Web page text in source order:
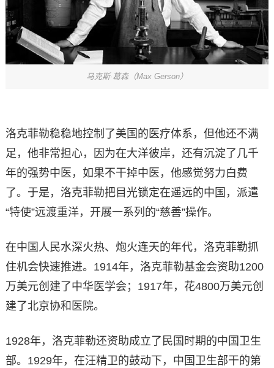
马克斯·葛森（Max Gerson）
洛克菲勒稳稳地控制了美国的医疗体系，但他还不满
足，他非常担心，因为在大洋彼岸，还有沉淀了几千
年的强势中医，如果不干掉中医，他感觉努力白费
了。于是，洛克菲勒把目光锁定在遥远的中国，派遣
“特使”远渡重洋，开展一系列的“慈善”操作。
在中国人民水深火热、炮火连天的年代，洛克菲勒抓
住机会快速推进。1914年，洛克菲勒基金会资助1200
万美元创建了中华医学会；1917年，花4800万美元创
建了北京协和医院。
1928年，洛克菲勒还资助成立了民国时期的中国卫生
部。1929年，在汪精卫的鼓动下，中国卫生部干的第